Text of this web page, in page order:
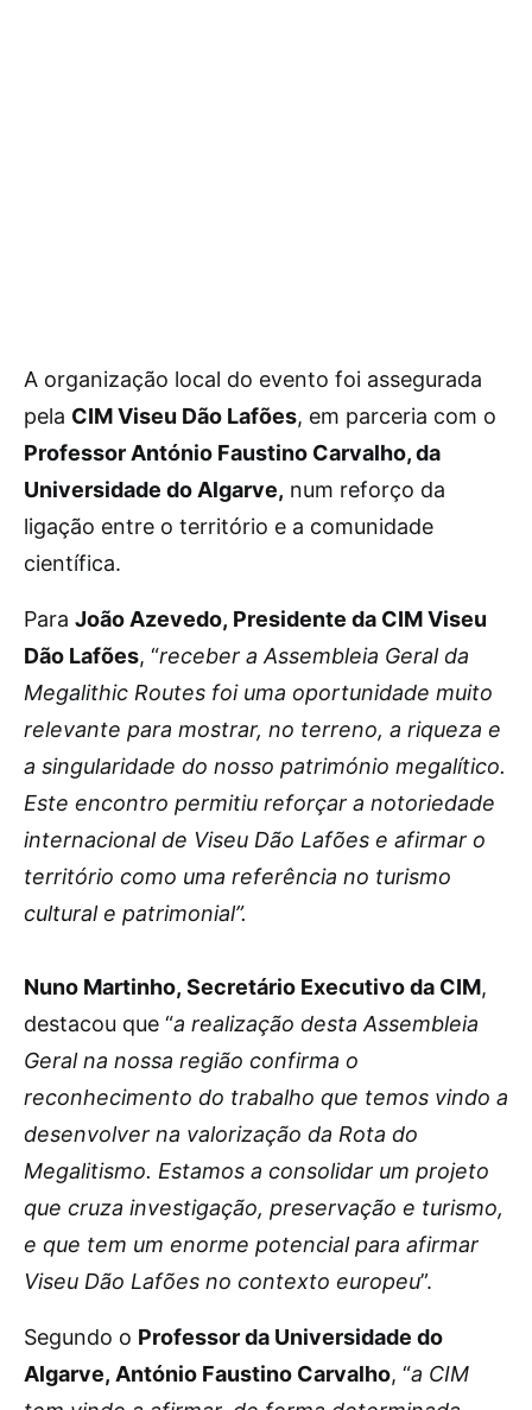
A organização local do evento foi assegurada
pela CIM Viseu Dão Lafões, em parceria com o
Professor António Faustino Carvalho, da
Universidade do Algarve, num reforço da
ligação entre o território e a comunidade
científica.
Para João Azevedo, Presidente da CIM Viseu
Dão Lafões, “receber a Assembleia Geral da
Megalithic Routes foi uma oportunidade muito
relevante para mostrar, no terreno, a riqueza e
a singularidade do nosso património megalítico.
Este encontro permitiu reforçar a notoriedade
internacional de Viseu Dão Lafões e afirmar o
território como uma referência no turismo
cultural e patrimonial”.
Nuno Martinho, Secretário Executivo da CIM,
destacou que “a realização desta Assembleia
Geral na nossa região confirma o
reconhecimento do trabalho que temos vindo a
desenvolver na valorização da Rota do
Megalitismo. Estamos a consolidar um projeto
que cruza investigação, preservação e turismo,
e que tem um enorme potencial para afirmar
Viseu Dão Lafões no contexto europeu”.
Segundo o Professor da Universidade do
Algarve, António Faustino Carvalho, “a CIM